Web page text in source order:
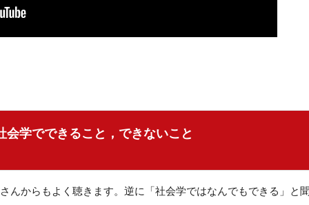
学でできること，できないこと
んからもよく聴きます。逆に「社会学ではなんでもできる」と